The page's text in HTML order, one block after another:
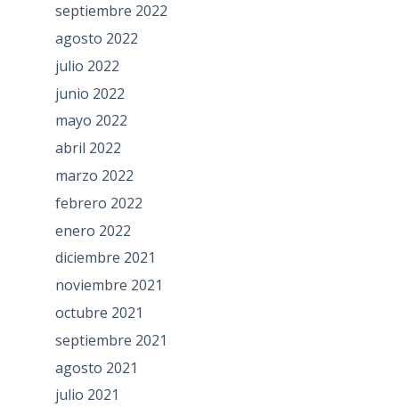
septiembre 2022
agosto 2022
julio 2022
junio 2022
mayo 2022
abril 2022
marzo 2022
febrero 2022
enero 2022
diciembre 2021
noviembre 2021
octubre 2021
septiembre 2021
agosto 2021
julio 2021